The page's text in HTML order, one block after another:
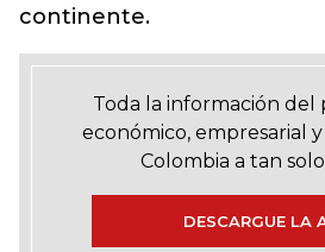
continente.
Toda la información del
económico, empresarial
Colombia a tan
DESCARGUE LA